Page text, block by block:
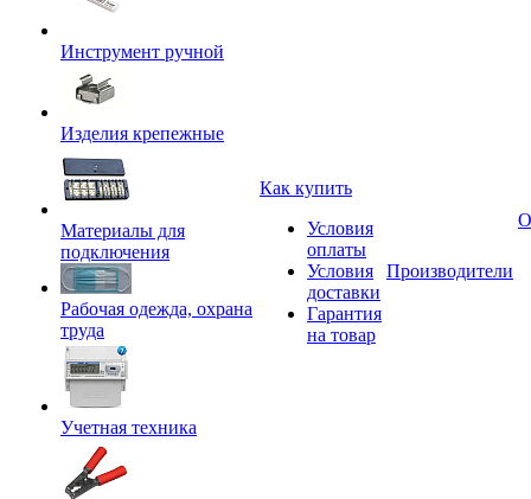
Инструмент ручной
Изделия крепежные
Материалы для
подключения
Рабочая одежда, охрана
труда
Учетная техника
Как купить
Условия
оплаты
Условия
доставки
Гарантия
на товар
Производители